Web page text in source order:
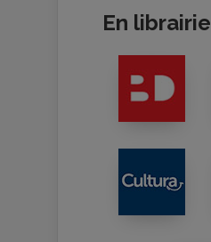
En librairie